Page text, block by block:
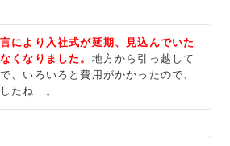
により入社式が延期、見込んでいた
くなりました。 地方から引っ越して
、いろいろと費用がかかったので、
たね…。